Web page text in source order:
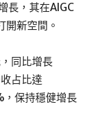
長，其在AIGC
開新空間。
同比增長
占比達
保持穩健增長